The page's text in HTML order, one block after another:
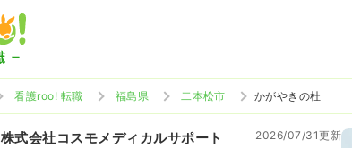
看護roo! 転職 福島県 二本松市 かがやきの杜
株式会社コスモメディカルサポート 2026/07/31更新